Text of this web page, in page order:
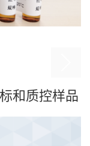
和质控样品